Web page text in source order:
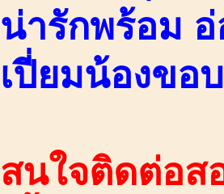
น่ารักพร้อม
เปี่ยมน้องขอ
สนใจติดต่อส